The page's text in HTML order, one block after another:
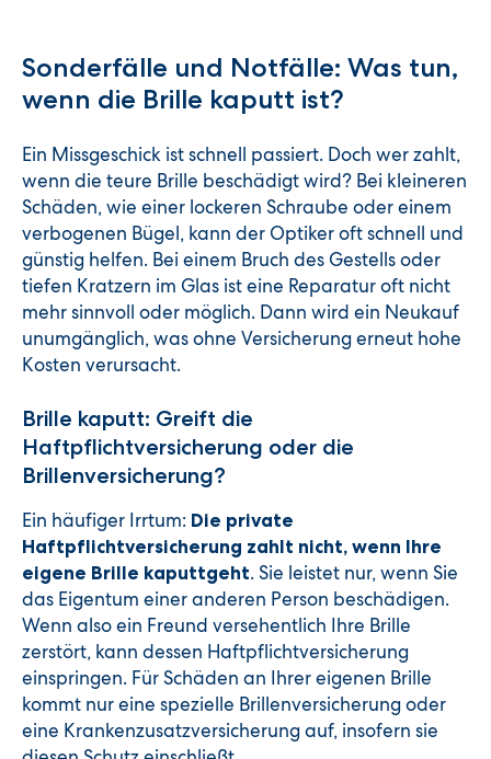
Sonderfälle und Notfälle: Was tun,
wenn die Brille kaputt ist?
Ein Missgeschick ist schnell passiert. Doch wer zahlt,
wenn die teure Brille beschädigt wird? Bei kleineren
Schäden, wie einer lockeren Schraube oder einem
verbogenen Bügel, kann der Optiker oft schnell und
günstig helfen. Bei einem Bruch des Gestells oder
tiefen Kratzern im Glas ist eine Reparatur oft nicht
mehr sinnvoll oder möglich. Dann wird ein Neukauf
unumgänglich, was ohne Versicherung erneut hohe
Kosten verursacht.
Brille kaputt: Greift die
Haftpflichtversicherung oder die
Brillenversicherung?
Ein häufiger Irrtum: Die private
Haftpflichtversicherung zahlt nicht, wenn Ihre
eigene Brille kaputtgeht. Sie leistet nur, wenn Sie
das Eigentum einer anderen Person beschädigen.
Wenn also ein Freund versehentlich Ihre Brille
zerstört, kann dessen Haftpflichtversicherung
einspringen. Für Schäden an Ihrer eigenen Brille
kommt nur eine spezielle Brillenversicherung oder
eine Krankenzusatzversicherung auf, insofern sie